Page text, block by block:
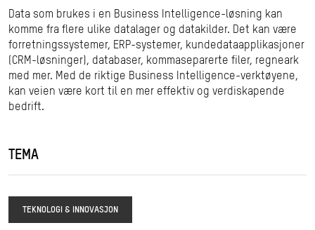
Data som brukes i en Business Intelligence-løsning kan
komme fra flere ulike datalager og datakilder. Det kan være
forretningssystemer, ERP-systemer, kundedataapplikasjoner
(CRM-løsninger), databaser, kommaseparerte filer, regneark
med mer. Med de riktige Business Intelligence-verktøyene,
kan veien være kort til en mer effektiv og verdiskapende
bedrift.
TEMA
TEKNOLOGI & INNOVASJON